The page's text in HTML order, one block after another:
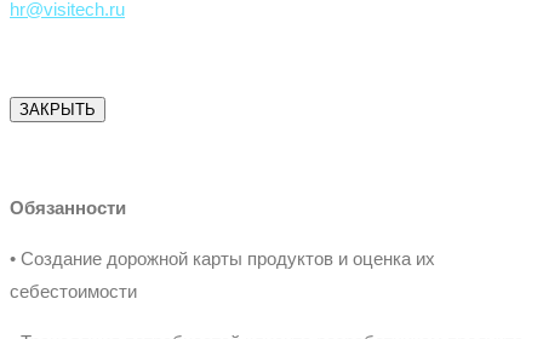
hr@visitech.ru
ЗАКРЫТЬ
Обязанности
• Создание дорожной карты продуктов и оценка их
себестоимости